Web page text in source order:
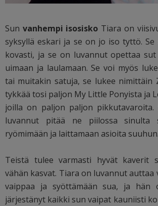
Sun vanhempi isosisko Tiara on
syksyllä eskari ja se on jo iso tyttö.
kovasti, ja se on luvannut opettaa
uimaan ja laulamaan. Se voi myös
tai muitakin satuja, se lukee nimittäin
tykkää tosi paljon My Little Ponyista ja
joilla on paljon paljon
luvannut pitää ne piilossa
ryömimään ja laittamaan asioita suuhun.
Teistä tulee varmasti hyvät kaverit
vähän kasvat. Tiara on luvannut auttaa
vaippaa ja syöttämään sua, ja hän
järjestänyt kaikki sun vaipat kauniisti